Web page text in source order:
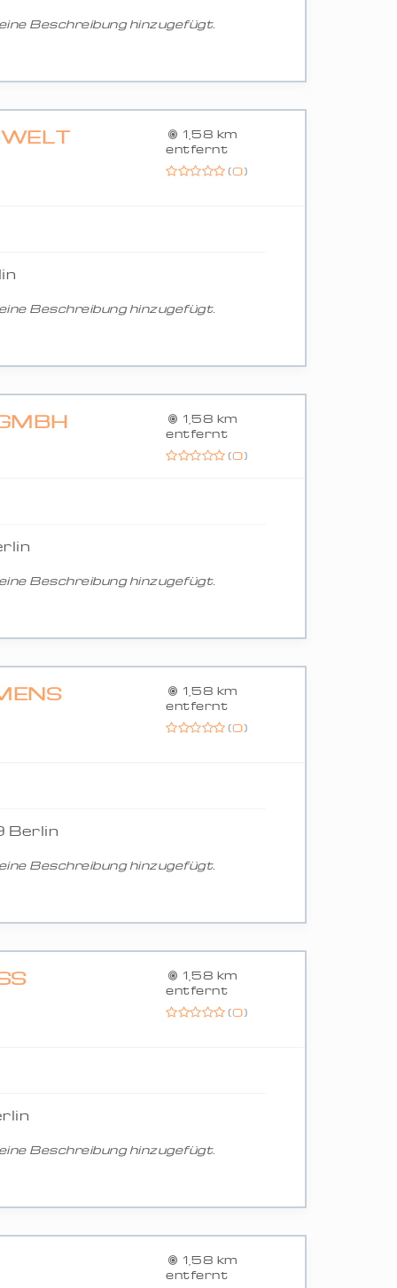
Beschreibung hinzugefügt.
1,58 km
entfernt
(0)
Beschreibung hinzugefügt.
1,58 km
entfernt
(0)
Beschreibung hinzugefügt.
1,58 km
entfernt
(0)
Berlin
Beschreibung hinzugefügt.
G
1,58 km
entfernt
(0)
Beschreibung hinzugefügt.
1,58 km
entfernt